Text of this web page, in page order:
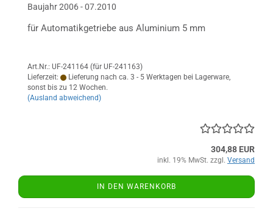
Baujahr 2006 - 07.2010
für Automatikgetriebe aus Aluminium 5 mm
Art.Nr.: UF-241164 (für UF-241163)
Lieferzeit:
Lieferung nach ca. 3 - 5 Werktagen bei Lagerware,
sonst bis zu 12 Wochen.
(Ausland abweichend)
304,88 EUR
inkl. 19% MwSt. zzgl. Versand
IN DEN WARENKORB